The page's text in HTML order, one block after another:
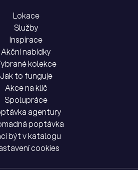
Lokace
Služby
Inspirace
Akční nabídky
kolekce
Jak to funguje
Akce na klíč
Spolupráce
agentury
poptávka
být v katalogu
cookies